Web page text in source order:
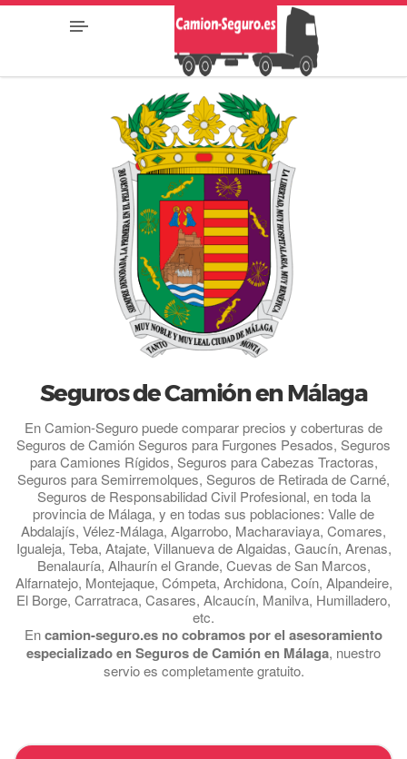
Seguros de Camión en Málaga
En Camion-Seguro puede comparar precios y coberturas de
Seguros de Camión Seguros para Furgones Pesados, Seguros
para Camiones Rígidos, Seguros para Cabezas Tractoras,
Seguros para Semirremolques, Seguros de Retirada de Carné,
Seguros de Responsabilidad Civil Profesional, en toda la
provincia de Málaga, y en todas sus poblaciones: Valle de
Abdalajís, Vélez-Málaga, Algarrobo, Macharaviaya, Comares,
Igualeja, Teba, Atajate, Villanueva de Algaidas, Gaucín, Arenas,
Benalauría, Alhaurín el Grande, Cuevas de San Marcos,
Alfarnatejo, Montejaque, Cómpeta, Archidona, Coín, Alpandeire,
El Borge, Carratraca, Casares, Alcaucín, Manilva, Humilladero,
etc.
Encamion-seguro.es no cobramos por el asesoramiento
especializado en Seguros de Camión en Málaga, nuestro
servio es completamente gratuito.